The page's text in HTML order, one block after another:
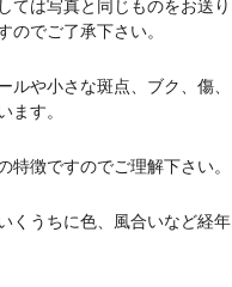
ては写真と同じものをお送り
でご了承下さい。
ルや小さな斑点、ブク、傷、
す。
徴ですのでご理解下さい。
くうちに色、風合いなど経年